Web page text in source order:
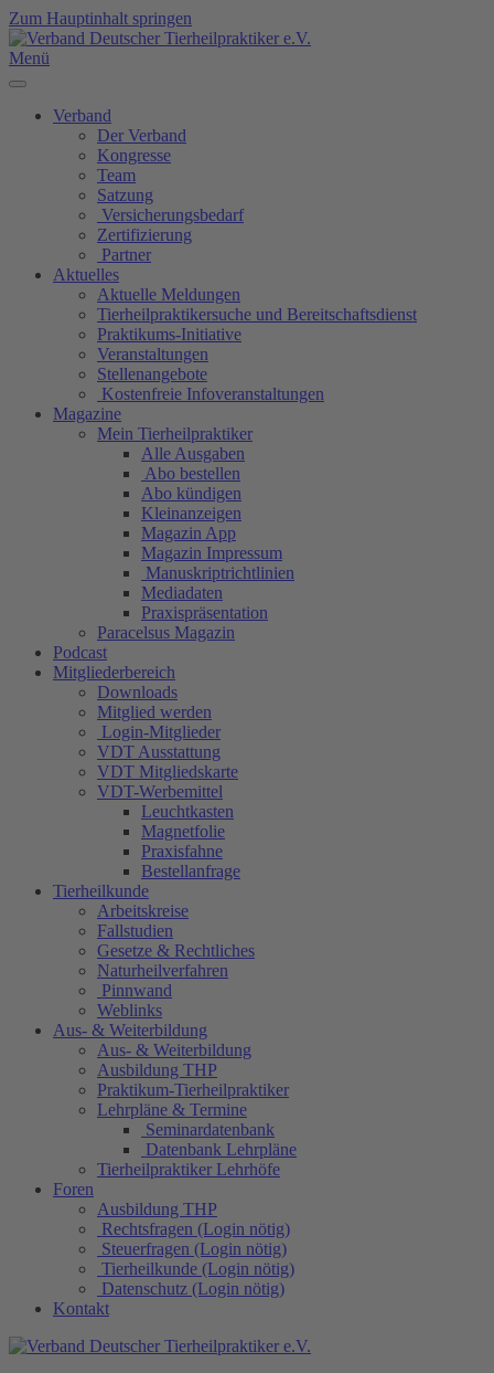
Zum Hauptinhalt springen
Menü
Verband
Der Verband
Kongresse
Team
Satzung
Versicherungsbedarf
Zertifizierung
Partner
Aktuelles
Aktuelle Meldungen
Tierheilpraktikersuche und Bereitschaftsdienst
Praktikums-Initiative
Veranstaltungen
Stellenangebote
Kostenfreie Infoveranstaltungen
Magazine
Mein Tierheilpraktiker
Alle Ausgaben
Abo bestellen
Abo kündigen
Kleinanzeigen
Magazin App
Magazin Impressum
Manuskriptrichtlinien
Mediadaten
Praxispräsentation
Paracelsus Magazin
Podcast
Mitgliederbereich
Downloads
Mitglied werden
Login-Mitglieder
VDT Ausstattung
VDT Mitgliedskarte
VDT-Werbemittel
Leuchtkasten
Magnetfolie
Praxisfahne
Bestellanfrage
Tierheilkunde
Arbeitskreise
Fallstudien
Gesetze & Rechtliches
Naturheilverfahren
Pinnwand
Weblinks
Aus- & Weiterbildung
Aus- & Weiterbildung
Ausbildung THP
Praktikum-Tierheilpraktiker
Lehrpläne & Termine
Seminardatenbank
Datenbank Lehrpläne
Tierheilpraktiker Lehrhöfe
Foren
Ausbildung THP
Rechtsfragen (Login nötig)
Steuerfragen (Login nötig)
Tierheilkunde (Login nötig)
Datenschutz (Login nötig)
Kontakt